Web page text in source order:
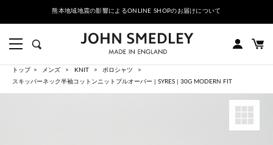
熊本地域地震の影響によるONLINE SHOPのお届けについて
トップ メンズ KNIT
ポロシャツ
スキッパーネック半袖コットンニットプルオーバー | SYRES | 30G MODERN FIT